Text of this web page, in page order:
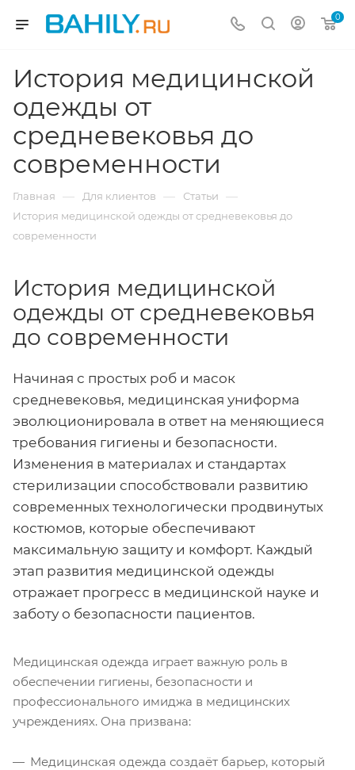
0
История медицинской
одежды от
средневековья до
современности
Главная — Для клиентов — Статьи —
История медицинской одежды от средневековья до
современности
История медицинской
одежды от средневековья
до современности
Начиная с простых роб и масок
средневековья, медицинская униформа
эволюционировала в ответ на меняющиеся
требования гигиены и безопасности.
Изменения в материалах и стандартах
стерилизации способствовали развитию
современных технологически продвинутых
костюмов, которые обеспечивают
максимальную защиту и комфорт. Каждый
этап развития медицинской одежды
отражает прогресс в медицинской науке и
заботу о безопасности пациентов.
Медицинская одежда играет важную роль в
обеспечении гигиены, безопасности и
профессионального имиджа в медицинских
учреждениях. Она призвана:
Медицинская одежда создаёт барьер, который